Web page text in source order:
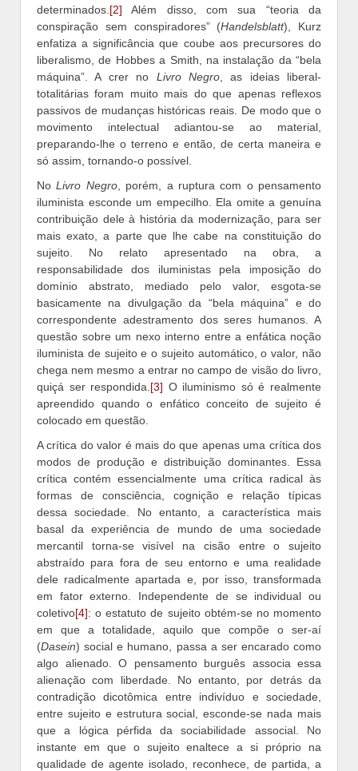
determinados. [2] Além disso, com sua “teoria da
conspiração sem conspiradores” (Handelsblatt), Kurz
enfatiza a significância que coube aos precursores do
liberalismo, de Hobbes a Smith, na instalação da “bela
máquina”. A crer no Livro Negro, as ideias liberal-
totalitárias foram muito mais do que apenas reflexos
passivos de mudanças históricas reais. De modo que o
movimento intelectual adiantou-se ao material,
preparando-lhe o terreno e então, de certa maneira e
só assim, tornando-o possível.
NoLivro Negro, porém, a ruptura com o pensamento
iluminista esconde um empecilho. Ela omite a genuína
contribuição dele à história da modernização, para ser
mais exato, a parte que lhe cabe na constituição do
sujeito. No relato apresentado na obra, a
responsabilidade dos iluministas pela imposição do
domínio abstrato, mediado pelo valor, esgota-se
basicamente na divulgação da “bela máquina” e do
correspondente adestramento dos seres humanos. A
questão sobre um nexo interno entre a enfática noção
iluminista de sujeito e o sujeito automático, o valor, não
chega nem mesmo a entrar no campo de visão do livro,
quiçá ser respondida. [3] O iluminismo só é realmente
apreendido quando o enfático conceito de sujeito é
colocado em questão.
A crítica do valor é mais do que apenas uma crítica dos
modos de produção e distribuição dominantes. Essa
crítica contém essencialmente uma crítica radical às
formas de consciência, cognição e relação típicas
dessa sociedade. No entanto, a característica mais
basal da experiência de mundo de uma sociedade
mercantil torna-se visível na cisão entre o sujeito
abstraído para fora de seu entorno e uma realidade
dele radicalmente apartada e, por isso, transformada
em fator externo. Independente de se individual ou
coletivo[4]: o estatuto de sujeito obtém-se no momento
em que a totalidade, aquilo que compõe o ser-aí
(Dasein) social e humano, passa a ser encarado como
algo alienado. O pensamento burguês associa essa
alienação com liberdade. No entanto, por detrás da
contradição dicotômica entre indivíduo e sociedade,
entre sujeito e estrutura social, esconde-se nada mais
que a lógica pérfida da sociabilidade associal. No
instante em que o sujeito enaltece a si próprio na
qualidade de agente isolado, reconhece, de partida, a